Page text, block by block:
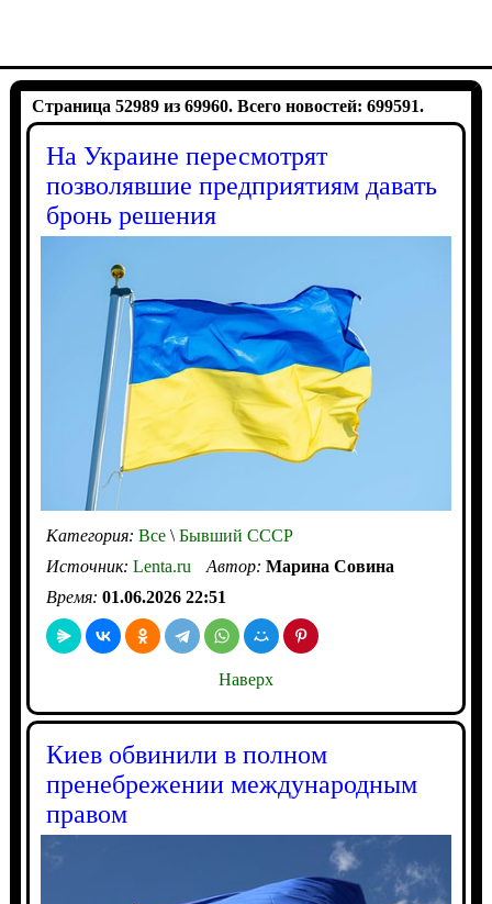
Страница 52989 из 69960. Всего новостей: 699591.
На Украине пересмотрят
позволявшие предприятиям давать
бронь решения
Категория: Все\Бывший СССР
Источник: Lenta.ru Автор: Марина Совина
Время: 01.06.2026 22:51
Наверх
Киев обвинили в полном
пренебрежении международным
правом